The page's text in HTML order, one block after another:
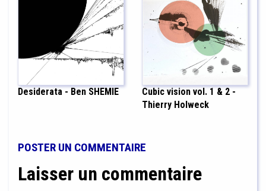
Desiderata - Ben SHEMIE
Cubic vision vol. 1 & 2 -
Thierry Holweck
POSTER UN COMMENTAIRE
Laisser un commentaire